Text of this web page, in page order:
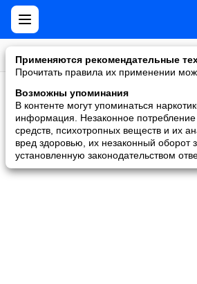
Все игры
Применяются рекомендательные
Прочитать правила их применении
Возможны упоминания
В контенте могут упоминаться
информация. Незаконное потребление
средств, психотропных веществ и их
вред здоровью, их незаконный оборот
установленную законодательством
Скидки и акции
Ни одной игры не